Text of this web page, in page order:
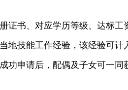
书、对应学历等级、达标工
技能工作经验，该经验可计
申请后，配偶及子女可一同